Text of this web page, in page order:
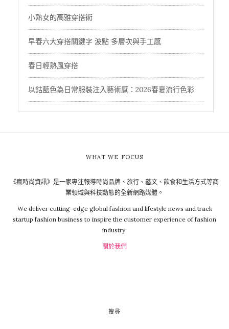
小熟女的高雅穿搭術
早春六大穿搭關鍵字 波點 多層次與手工感
春日輕熟風穿搭
以鈷藍色為日常服裝注入藝術感：2026春夏流行色彩
WHAT WE FOCUS
《瘋時尚資訊》是一家專注報導時尚品牌、旅行、藝文、飲食和生活方式等商
業領域與科技動態的全新網路媒體。
We deliver cutting-edge global fashion and lifestyle news and track
startup fashion business to inspire the customer experience of fashion
industry.
關於我們
搜尋